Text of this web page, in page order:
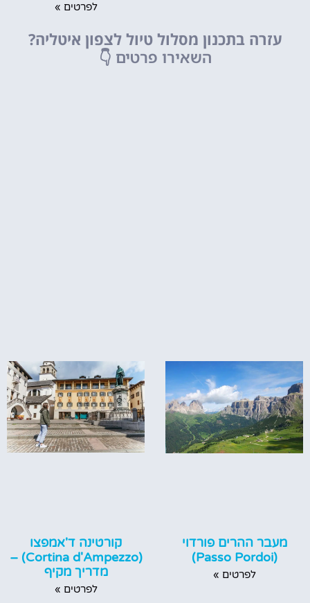
לפרטים »
עזרה בתכנון מסלול טיול לצפון איטליה?
השאירו פרטים 👇
מעבר ההרים פורדוי
(Passo Pordoi)
לפרטים »
קורטינה ד'אמפצו
(Cortina d'Ampezzo) –
מדריך מקיף
לפרטים »